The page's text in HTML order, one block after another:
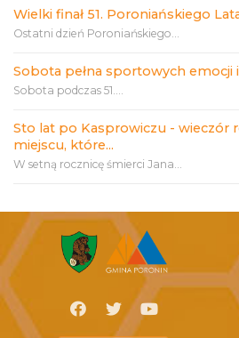
Wielki finał 51. Poroniańskiego
Ostatni dzień Poroniańskiego...
Sobota pełna sportowych emocji
Sobota podczas 51....
Sto lat po Kasprowiczu - wieczór
miejscu, które...
W setną rocznicę śmierci Jana...